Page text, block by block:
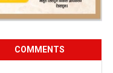
COMMENTS